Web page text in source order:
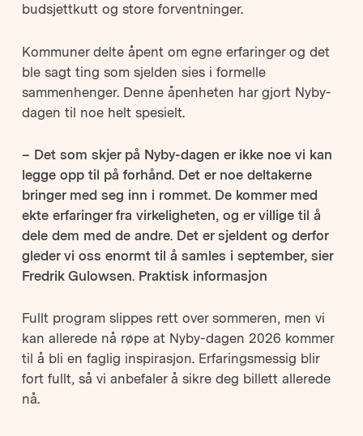
budsjettkutt og store forventninger.
Kommuner delte åpent om egne erfaringer og det
ble sagt ting som sjelden sies i formelle
sammenhenger. Denne åpenheten har gjort Nyby-
dagen til noe helt spesielt.
– Det som skjer på Nyby-dagen er ikke noe vi kan
legge opp til på forhånd. Det er noe deltakerne
bringer med seg inn i rommet. De kommer med
ekte erfaringer fra virkeligheten, og er villige til å
dele dem med de andre. Det er sjeldent og derfor
gleder vi oss enormt til å samles i september, sier
Fredrik Gulowsen. Praktisk informasjon
Fullt program slippes rett over sommeren, men vi
kan allerede nå røpe at Nyby-dagen 2026 kommer
til å bli en faglig inspirasjon. Erfaringsmessig blir
fort fullt, så vi anbefaler å sikre deg billett allerede
nå.